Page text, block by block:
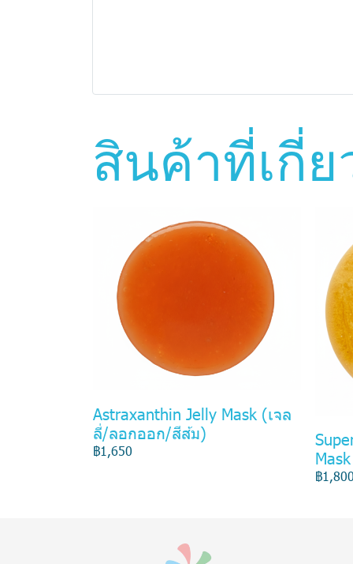
สินค้าที่เกี่ย
Astraxanthin Jelly Mask (เจล
ลี่/ลอกออก/สีส้ม)
฿1,650
฿1,800